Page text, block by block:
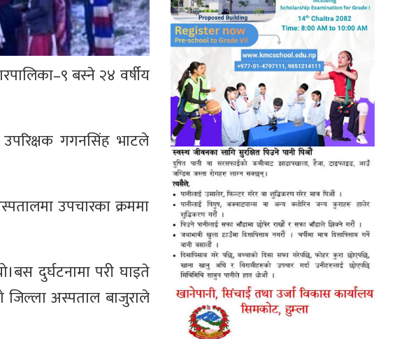
बस्ने २४ वर्षीय
उपरिक्षक गगनसिंह भाटले
उपचारका क्रममा
दुर्घटनामा परी घाइते
अस्पताल बाजुराले